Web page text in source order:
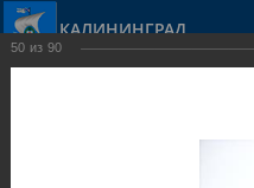
КАЛИНИНГРАД
50 из 90